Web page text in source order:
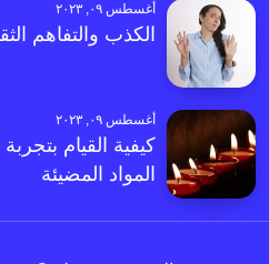
أغسطس ٠٩, ٢٠٢٣
الكذب والتفاهم
أغسطس ٠٩, ٢٠٢٣
كيفية القيام
المواد المضيئة